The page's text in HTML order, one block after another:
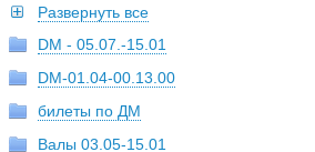
Развернуть все
DM - 05.07.-15.01
DM-01.04-00.13.00
билеты по ДМ
Валы 03.05-15.01